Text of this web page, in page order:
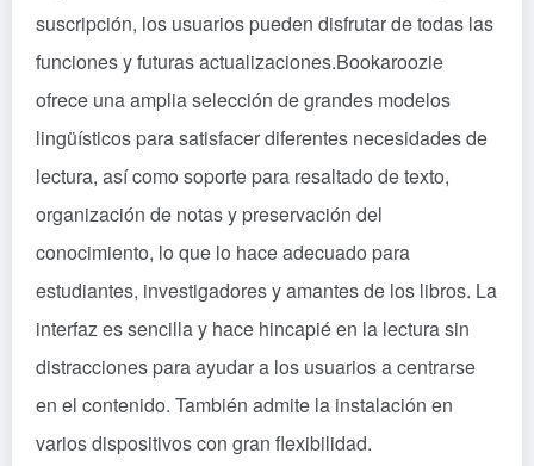
suscripción, los usuarios pueden disfrutar de todas las
funciones y futuras actualizaciones.Bookaroozie
ofrece una amplia selección de grandes modelos
lingüísticos para satisfacer diferentes necesidades de
lectura, así como soporte para resaltado de texto,
organización de notas y preservación del
conocimiento, lo que lo hace adecuado para
estudiantes, investigadores y amantes de los libros. La
interfaz es sencilla y hace hincapié en la lectura sin
distracciones para ayudar a los usuarios a centrarse
en el contenido. También admite la instalación en
varios dispositivos con gran flexibilidad.